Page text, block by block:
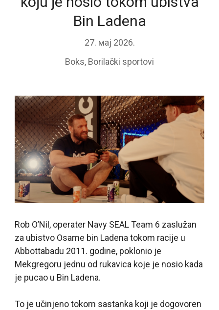
Bin Ladena
27. мај 2026.
Boks, Borilački sportovi
Rob O’Nil, operater Navy SEAL Team 6 zaslužan
za ubistvo Osame bin Ladena tokom racije u
Abbottabadu 2011. godine, poklonio je
Mekgregoru jednu od rukavica koje je nosio kada
je pucao u Bin Ladena.
To je učinjeno tokom sastanka koji je dogovoren